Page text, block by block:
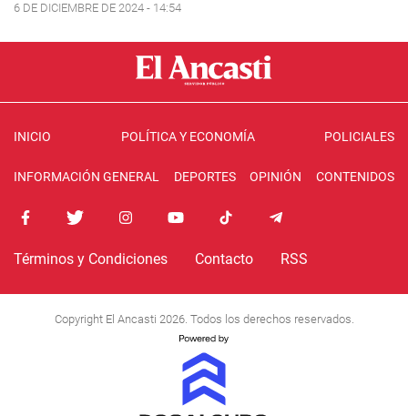
6 DE DICIEMBRE DE 2024 - 14:54
INICIO POLÍTICA Y ECONOMÍA POLICIALES
INFORMACIÓN GENERAL DEPORTES OPINIÓN CONTENIDOS
Términos y Condiciones Contacto RSS
Copyright El Ancasti 2026. Todos los derechos reservados.